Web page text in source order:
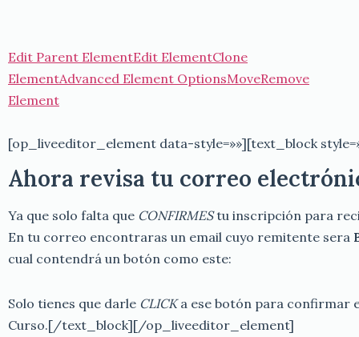
Edit Parent ElementEdit ElementClone
ElementAdvanced Element OptionsMoveRemove
Element
[op_liveeditor_element data-style=»»][text_block
Ahora revisa tu correo
Ya que solo falta que CONFIRMEStu inscripción para
En tu correo encontraras un email cuyo remitente sera
cual contendrá un botón como este:
Solo tienes que darle CLICKa ese botón para confirmar
Curso.[/text_block][/op_liveeditor_element]